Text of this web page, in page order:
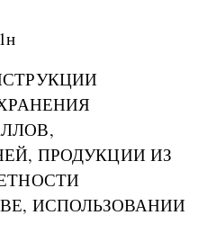
ПРОДУКЦИИ ИЗ
ИСПОЛЬЗОВАНИИ